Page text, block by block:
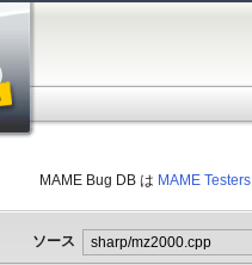
MAME Bug DB は MAME Testers
ソース